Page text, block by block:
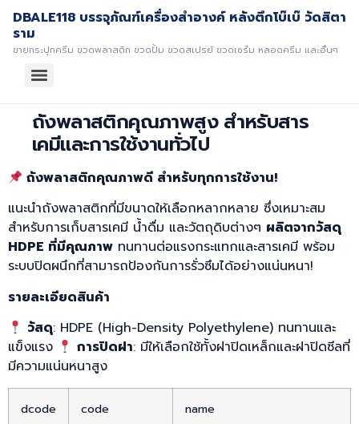
DBALE118 บรรจุภัณฑ์เครื่องสำอางค์ หลังตึกโบ๊เบ๊ วัดสิตา
ราม
ขายกระปุกครีม ขวดพลาสติก ขวดปั้ม ขวดสเปรย์ ขวดเซรั่ม หลอดครีม และอื่นๆ
ถังพลาสติกคุณภาพสูง สำหรับสาร
เคมีและการใช้งานทั่วไป
ถังพลาสติกคุณภาพดี สำหรับทุกการใช้งาน!
แนะนำถังพลาสติกที่มีขนาดให้เลือกหลากหลาย ซึ่งเหมาะสม
สำหรับการเก็บสารเคมี น้ำดื่ม และวัตถุดิบต่างๆ ผลิตจากวัสดุ
HDPE ที่มีคุณภาพ ทนทานต่อแรงกระแทกและสารเคมี พร้อม
ระบบปิดผนึกที่สามารถป้องกันการรั่วซึมได้อย่างแน่นหนา!
รายละเอียดสินค้า
วัสดุ: HDPE (High-Density Polyethylene) ทนทานและ
แข็งแรง
การปิดฝา: มีให้เลือกใช้ทั้งฝาปิดเหล็กและฝาปิดซีลที่
มีความแน่นหนาสูง
dcode code name